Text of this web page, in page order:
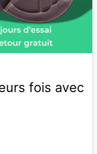
fois avec